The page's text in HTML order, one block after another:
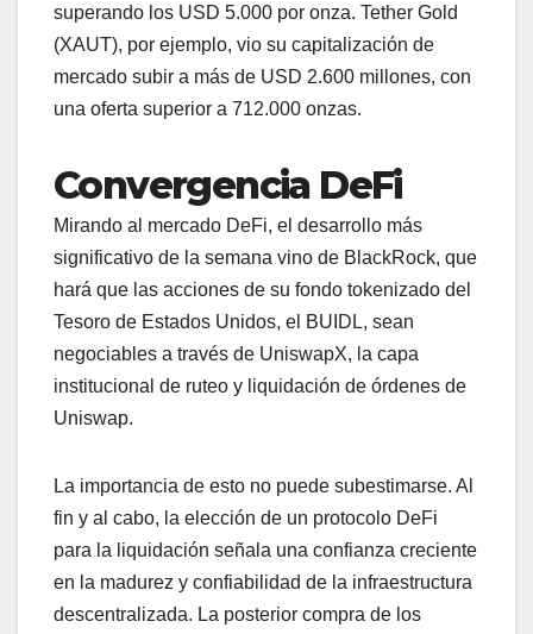
superando los USD 5.000 por onza. Tether Gold
(XAUT), por ejemplo, vio su capitalización de
mercado subir a más de USD 2.600 millones, con
una oferta superior a 712.000 onzas.
Convergencia DeFi
Mirando al mercado DeFi, el desarrollo más
significativo de la semana vino de BlackRock, que
hará que las acciones de su fondo tokenizado del
Tesoro de Estados Unidos, el BUIDL, sean
negociables a través de UniswapX, la capa
institucional de ruteo y liquidación de órdenes de
Uniswap.
La importancia de esto no puede subestimarse. Al
fin y al cabo, la elección de un protocolo DeFi
para la liquidación señala una confianza creciente
en la madurez y confiabilidad de la infraestructura
descentralizada. La posterior compra de los